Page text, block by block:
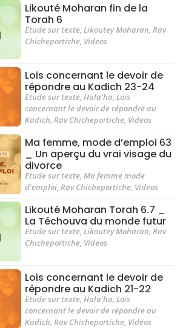
Likouté Moharan fin de la
Torah 6
Etude sur texte Likoutey Moharan Rav
Chicheportiche Videos
Lois concernant le devoir de
répondre au Kadich 23-24
Etude sur texte,Hala'ha,Lois
concernant le devoir de répondre au
Kadich,Rav Chicheportiche, Videos
Ma femme, mode d’emploi 63
_ Un aperçu du vrai visage du
divorce
Etude sur texte,Ma femme mode
d'emploi,Rav Chicheportiche, Videos
Likouté Moharan Torah 6.7 _
La Téchouva du monde futur
Etude sur texte,Likoutey Moharan,Rav
Chicheportiche, Videos
Lois concernant le devoir de
répondre au Kadich 21-22
Etude sur texte,Hala'ha,Lois
concernant le devoir de répondre au
Kadich,Rav Chicheportiche, Videos